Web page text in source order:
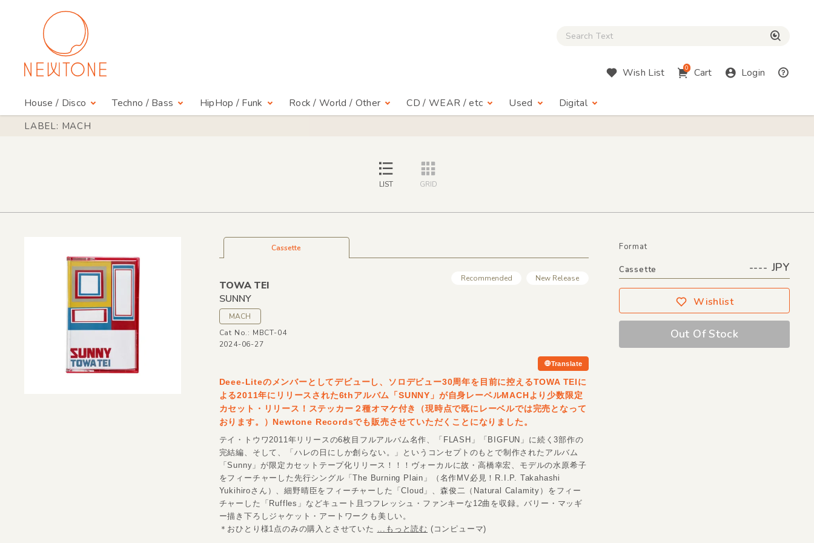
Close Search box
Wish List 0 Cart Login
House / Disco Techno / Bass HipHop / Funk Rock / World / Other CD / WEAR / etc Used Digital
LABEL: MACH
LIST GRID
Cassette
Recommended New Release
TOWA TEI
SUNNY
MACH
Cat No.: MBCT-04
2024-06-27
Translate
Format
Cassette ---- JPY
Wishlist
Out Of Stock
Deee-Liteのメンバーとしてデビューし、ソロデビュー30周年を目前に控えるTOWA TEIに
よる2011年にリリースされた6thアルバム「SUNNY」が自身レーベルMACHより少数限定
カセット・リリース！ステッカー２種オマケ付き（現時点で既にレーベルでは完売となって
おります。）Newtone Recordsでも販売させていただくことになりました。
テイ・トウワ2011年リリースの6枚目フルアルバム名作、「FLASH」「BIGFUN」に続く3部作の
完結編、そして、「ハレの日にしか創らない。」というコンセプトのもとで制作されたアルバム
「Sunny」が限定カセットテープ化リリース！！！ヴォーカルに故・高橋幸宏、モデルの水原希子
をフィーチャーした先行シングル「The Burning Plain」（名作MV必見！R.I.P. Takahashi
Yukihiroさん）、細野晴臣をフィーチャーした「Cloud」、森俊二（Natural Calamity）をフィー
チャーした「Ruffles」などキュート且つフレッシュ・ファンキーな12曲を収録。バリー・マッギ
ー描き下ろしジャケット・アートワークも美しい。
＊おひとり様1点のみの購入とさせていた ...もっと読む (コンピューマ)